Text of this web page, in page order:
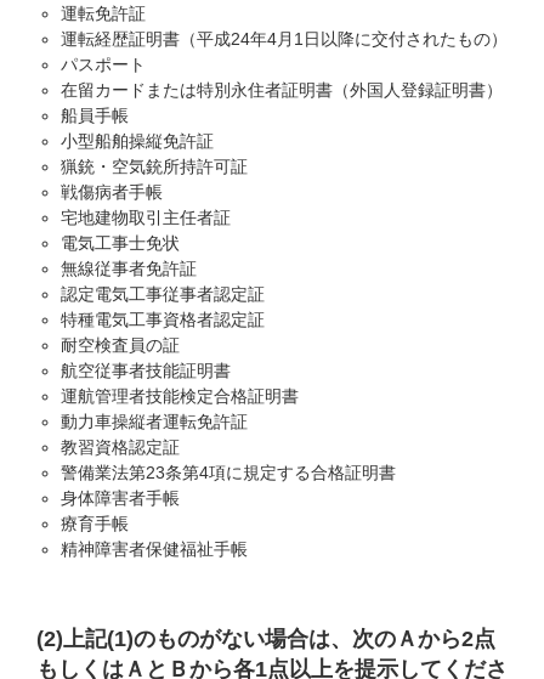
運転免許証
運転経歴証明書（平成24年4月1日以降に交付されたもの）
パスポート
在留カードまたは特別永住者証明書（外国人登録証明書）
船員手帳
小型船舶操縦免許証
猟銃・空気銃所持許可証
戦傷病者手帳
宅地建物取引主任者証
電気工事士免状
無線従事者免許証
認定電気工事従事者認定証
特種電気工事資格者認定証
耐空検査員の証
航空従事者技能証明書
運航管理者技能検定合格証明書
動力車操縦者運転免許証
教習資格認定証
警備業法第23条第4項に規定する合格証明書
身体障害者手帳
療育手帳
精神障害者保健福祉手帳
(2)上記(1)のものがない場合は、次のＡから2点
もしくはＡとＢから各1点以上を提示してくださ